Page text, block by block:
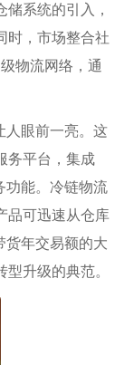
系统的引入，
时，市场整合社
物流网络，通
人眼前一亮。这
务平台，集成
功能。冷链物流
品可迅速从仓库
货年交易额的大
升级的典范。